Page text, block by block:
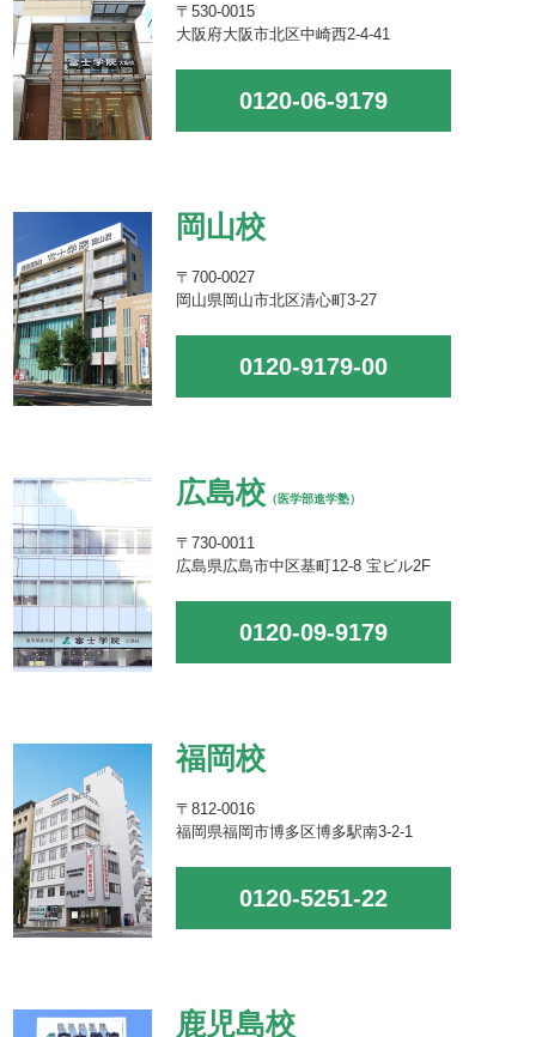
〒530-0015
大阪府大阪市北区中崎西2-4-41
0120-06-9179
岡山校
〒700-0027
岡山県岡山市北区清心町3-27
0120-9179-00
広島校 （医学部進学塾）
〒730-0011
広島県広島市中区基町12-8 宝ビル2F
0120-09-9179
福岡校
〒812-0016
福岡県福岡市博多区博多駅南3-2-1
0120-5251-22
鹿児島校